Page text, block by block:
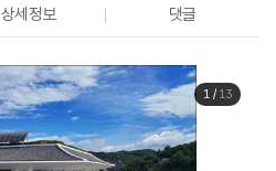
상세정보 댓글
1/ 13